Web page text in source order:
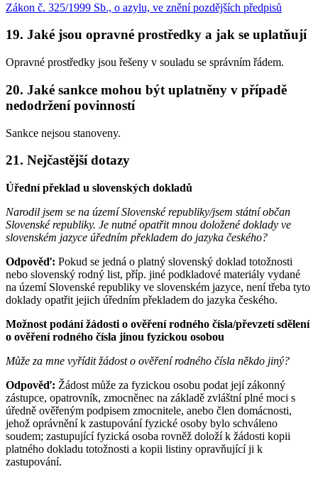
Zákon č. 325/1999 Sb., o azylu, ve znění pozdějších předpisů
19. Jaké jsou opravné prostředky a jak se uplatňují
Opravné prostředky jsou řešeny v souladu se správním řádem.
20. Jaké sankce mohou být uplatněny v případě
nedodržení povinností
Sankce nejsou stanoveny.
21. Nejčastější dotazy
Úřední překlad u slovenských dokladů
Narodil jsem se na území Slovenské republiky/jsem státní občan
Slovenské republiky. Je nutné opatřit mnou doložené doklady ve
slovenském jazyce úředním překladem do jazyka českého?
Odpověď: Pokud se jedná o platný slovenský doklad totožnosti
nebo slovenský rodný list, příp. jiné podkladové materiály vydané
na území Slovenské republiky ve slovenském jazyce, není třeba tyto
doklady opatřit jejich úředním překladem do jazyka českého.
Možnost podání žádosti o ověření rodného čísla/převzetí sdělení
o ověření rodného čísla jinou fyzickou osobou
Může za mne vyřídit žádost o ověření rodného čísla někdo jiný?
Odpověď: Žádost může za fyzickou osobu podat její zákonný
zástupce, opatrovník, zmocněnec na základě zvláštní plné moci s
úředně ověřeným podpisem zmocnitele, anebo člen domácnosti,
jehož oprávnění k zastupování fyzické osoby bylo schváleno
soudem; zastupující fyzická osoba rovněž doloží k žádosti kopii
platného dokladu totožnosti a kopii listiny opravňující ji k
zastupování.